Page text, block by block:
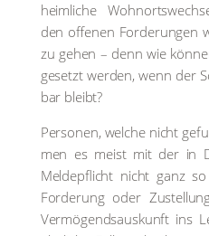
heim­li­che
den offe­nen For­de­run­gen
zu gehen – denn wie
ge­setzt wer­den, wenn der
bar bleibt?
Per­so­nen, wel­che nicht
men es meist mit der in
Mel­de­pflicht nicht ganz
For­de­rung oder
Ver­mö­gend­saus­kunft ins